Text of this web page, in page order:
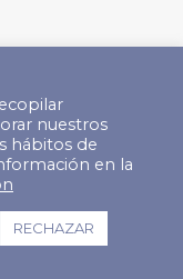
nuestros
hábitos de
en la
RECHAZAR